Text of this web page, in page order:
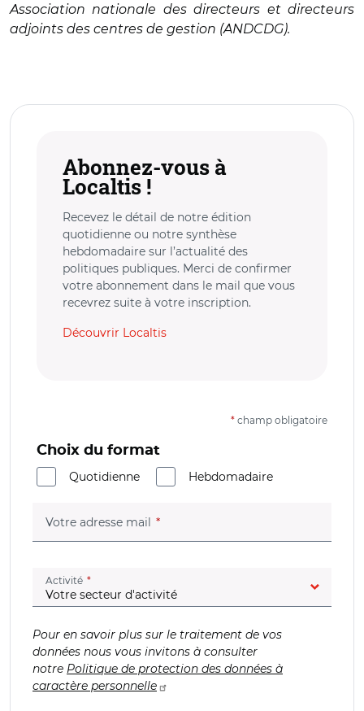
Association nationale des directeurs et directeurs
adjoints des centres de gestion (ANDCDG).
Abonnez-vous à
Localtis !
Recevez le détail de notre édition
quotidienne ou notre synthèse
hebdomadaire sur l’actualité des
politiques publiques. Merci de confirmer
votre abonnement dans le mail que vous
recevrez suite à votre inscription.
Découvrir Localtis
* champ obligatoire
Choix du format
Quotidienne
Hebdomadaire
Votre adresse mail (champ obligatoire)
Activité (champ obligatoire)
Pour en savoir plus sur le traitement de vos
données nous vous invitons à consulter
notre Politique de protection des données à
caractère personnelle